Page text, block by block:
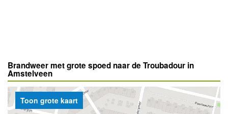
Brandweer met grote spoed naar de Troubadour in
Amstelveen
Toon grote kaart